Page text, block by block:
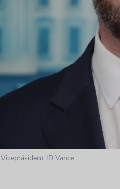
Vizepräsident JD Vance